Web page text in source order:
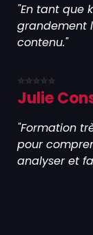
"En tant que
grandement
contenu."
⭐⭐⭐⭐⭐
Julie
"Formation
pour
analyser et